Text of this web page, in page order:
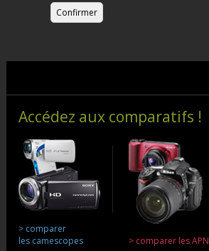
Accédez aux comparatifs !
> comparer
les camescopes
> comparer les APN